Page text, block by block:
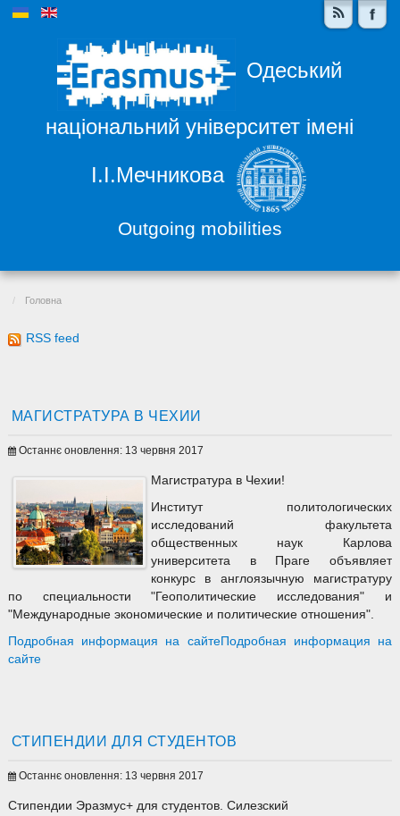
Одеський
національний університет імені
І.І.Мечникова
Outgoing mobilities
Головна
RSS feed
МАГИСТРАТУРА В ЧЕХИИ
Останнє оновлення: 13 червня 2017
Магистратура в Чехии!
Институт политологических
исследований факультета
общественных наук Карлова
университета в Праге объявляет
конкурс в англоязычную магистратуру
по специальности "Геополитические исследования" и
"Международные экономические и политические отношения".
Подробная информация на сайтеПодробная информация на
сайте
СТИПЕНДИИ ДЛЯ СТУДЕНТОВ
Останнє оновлення: 13 червня 2017
Стипендии Эразмус+ для студентов. Силезский